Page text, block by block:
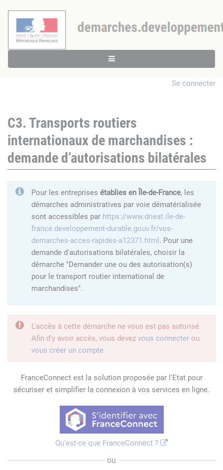
Se connecter
C3. Transports routiers
internationaux de marchandises :
demande d’autorisations bilatérales
Pour les entreprises établies en Île-de-France, les
démarches administratives par voie dématérialisée
sont accessibles par https://www.drieat.ile-de-
france.developpement-durable.gouv.fr/vos-
demarches-acces-rapides-a12371.html . Pour une
demande d'autorisations bilatérales, choisir la
démarche "Demander une ou des autorisation(s)
pour le transport routier international de
marchandises".
L'accès à cette démarche ne vous est pas autorisé.
Afin d'y avoir accès, vous devez vous connecter ou
vous créer un compte
FranceConnect est la solution proposée par l'Etat pour
sécuriser et simplifier la connexion à vos services en ligne.
Qu'est-ce que FranceConnect ?
ou